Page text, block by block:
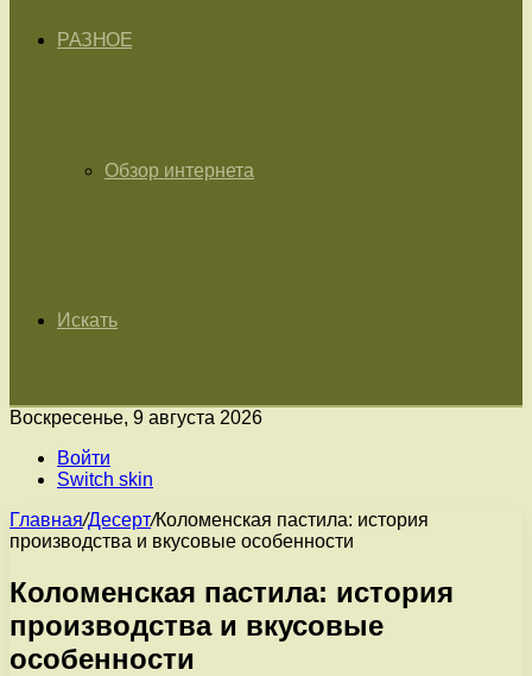
РАЗНОЕ
Обзор интернета
Искать
Воскресенье, 9 августа 2026
Войти
Switch skin
Главная/Десерт/Коломенская пастила: история
производства и вкусовые особенности
Коломенская пастила: история
производства и вкусовые
особенности